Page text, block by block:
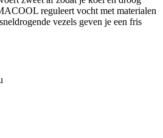
reguleert vocht met materialen
vezels geven je een fris